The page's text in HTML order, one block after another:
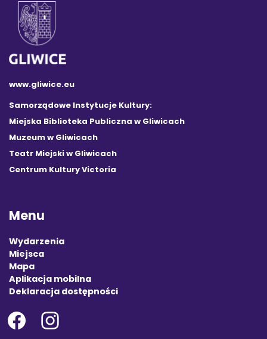
www.gliwice.eu
Samorządowe Instytucje Kultury:
Miejska Biblioteka Publiczna w Gliwicach
Muzeum w Gliwicach
Teatr Miejski w Gliwicach
Centrum Kultury Victoria
Menu
Wydarzenia
Miejsca
Mapa
Aplikacja mobilna
Deklaracja dostępności